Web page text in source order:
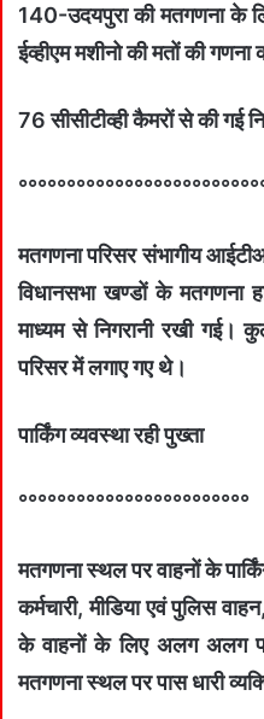
140-उदयपुरा की मतगणना के
ईव्‍हीएम मशीनो की मतों की गणना
76 सीसीटीव्‍ही कैमरों से की गई
मतगणना परिसर संभागीय
विधानसभा खण्‍डों के मतगणना
माध्‍यम से निगरानी रखी गई।
परिसर में लगाए गए थे।
पार्किंग व्‍यवस्‍था रही पुख्‍ता
°°°°°°°°°°°°°°°°°°°°°°°°
मतगणना स्‍थल पर वाहनों के
कर्मचारी, मीडिया एवं पुलिस
के वाहनों के लिए अलग अलग
मतगणना स्‍थल पर पास धारी